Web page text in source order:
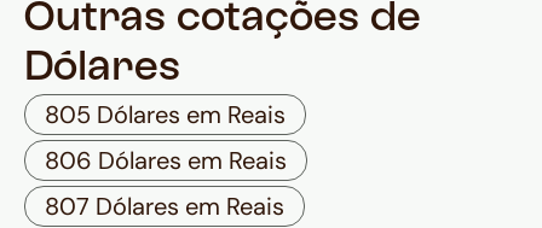
Outras cotações de
Dólares
805 Dólares em Reais
806 Dólares em Reais
807 Dólares em Reais